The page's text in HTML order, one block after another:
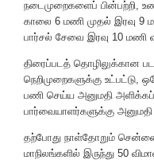
நடைமுறைகளைப் பின்பற்றி,
காலை 6 மணி முதல் இரவு 9
பார்சல் சேவை இரவு 10 மணி
திரைப்படத் தொழிலுக்கான
நெறிமுறைகளுக்கு உட்பட்டு,
பணி செய்ய அனுமதி
பார்வையாளர்களுக்கு அனுமதி
தற்போது நாள்தோறும்
மாநிலங்களில் இருந்து 50